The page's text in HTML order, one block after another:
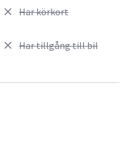
Har körkort
Har tillgång till bil